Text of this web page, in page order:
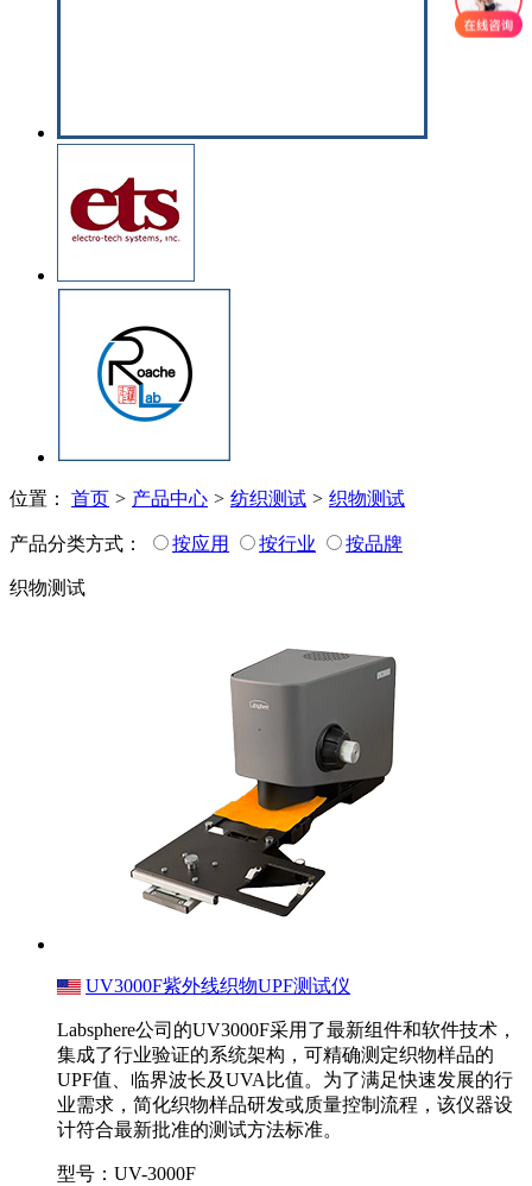
位置： 首页 > 产品中心 > 纺织测试 > 织物测试
产品分类方式： 按应用 按行业 按品牌
织物测试
UV3000F紫外线织物UPF测试仪
Labsphere公司的UV3000F采用了最新组件和软件技术，
集成了行业验证的系统架构，可精确测定织物样品的
UPF值、临界波长及UVA比值。为了满足快速发展的行
业需求，简化织物样品研发或质量控制流程，该仪器设
计符合最新批准的测试方法标准。
型号：UV-3000F